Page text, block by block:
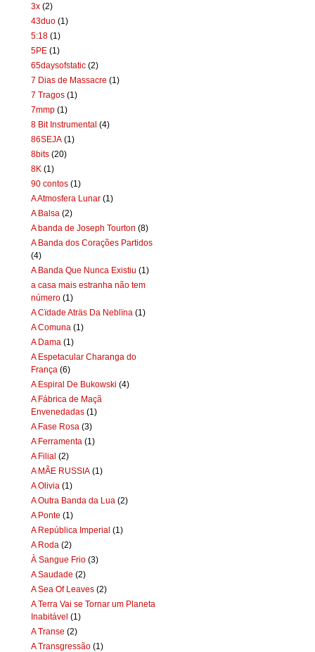
3x (2)
43duo (1)
5:18 (1)
5PE (1)
65daysofstatic (2)
7 Dias de Massacre (1)
7 Tragos (1)
7mmp (1)
8 Bit Instrumental (4)
86SEJA (1)
8bits (20)
8K (1)
90 contos (1)
A Atmosfera Lunar (1)
A Balsa (2)
A banda de Joseph Tourton (8)
A Banda dos Corações Partidos
(4)
A Banda Que Nunca Existiu (1)
a casa mais estranha não tem
número (1)
A Cïdade Aträs Da Neblïna (1)
A Comuna (1)
A Dama (1)
A Espetacular Charanga do
França (6)
A Espiral De Bukowski (4)
A Fábrica de Maçã
Envenedadas (1)
A Fase Rosa (3)
A Ferramenta (1)
A Filial (2)
A MÃE RUSSIA (1)
A Olivia (1)
A Outra Banda da Lua (2)
A Ponte (1)
A República Imperial (1)
A Roda (2)
À Sangue Frio (3)
A Saudade (2)
A Sea Of Leaves (2)
A Terra Vai se Tornar um Planeta
Inabitável (1)
A Transe (2)
A Transgressão (1)